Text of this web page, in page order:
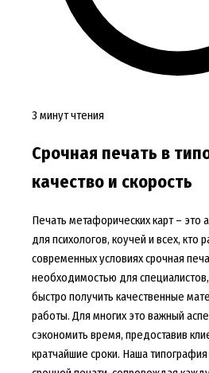
3 минут чтения
Срочная печать в
качество и скорость
Печать метафорических карт – это
для психологов, коучей и всех, кто
современных условиях срочная
необходимостью для
быстро получить качественные
работы. Для многих это важный
сэкономить время, предоставив
кратчайшие сроки. Наша типография